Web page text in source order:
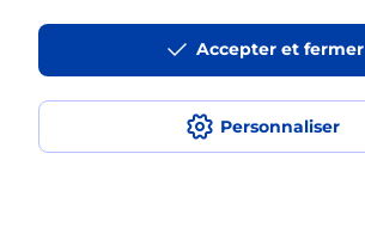
Personnaliser
Accepter et fermer
Accessibilité : partiellement conforme
Conditions contractuelles
Mentions légales